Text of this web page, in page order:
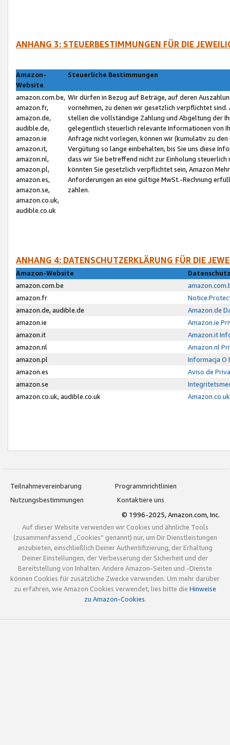
ANHANG 3: STEUERBESTIMMUNGEN FÜR DIE
Amazon-
Website
Steuerliche Bestimmungen
amazon.com.be,
amazon.fr,
amazon.de,
audible.de,
amazon.ie
amazon.it,
amazon.nl,
amazon.pl,
amazon.es,
amazon.se,
amazon.co.uk,
audible.co.uk
Wir dürfen in Bezug auf Beträge, auf deren
vornehmen, zu denen wir gesetzlich verpflichtet
stellen die vollständige Zahlung und Abgeltung der
gelegentlich steuerlich relevante Informationen von
Anfrage nicht vorlegen, können wir (kumulativ zu
Vergütung so lange einbehalten, bis Sie uns diese
dass wir Sie betreffend nicht zur Einholung
könnten Sie gesetzlich verpflichtet sein, Amazon
Anforderungen an eine gültige MwSt.-Rechnung
zahlen.
ANHANG 4: DATENSCHUTZERKLÄRUNG FÜR DIE
Amazon-Website
amazon.com.be
amazon.fr
amazon.de, audible.de
Amazon.de
amazon.ie
Amazon.ie
amazon.it
Amazon.it
amazon.nl
Amazon.nl
amazon.pl
Informacja O
amazon.es
Aviso de
amazon.se
amazon.co.uk, audible.co.uk
Teilnahmevereinbarung
Programmrichtlinien
Nutzungsbestimmungen
Kontaktiere uns
© 1996-2025, Amazon.com, Inc.
Auf dieser Website verwenden wir Cookies und ähnliche Tools
(zusammenfassend „Cookies“ genannt) nur, um Dir Dienstleistungen
anzubieten, einschließlich Deiner Authentifizierung, der Erhaltung
Deiner Einstellungen, der Verbesserung der Sicherheit und der
Bereitstellung von Inhalten. Andere Amazon-Seiten und -Dienste
können Cookies für zusätzliche Zwecke verwenden. Um mehr darüber
zu erfahren, wie Amazon Cookies verwendet, lies bitte die Hinweise
zu Amazon-Cookies.